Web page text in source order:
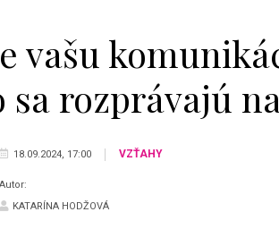
vašu
sa rozprávajú
18.09.2024, 17:00 VZŤAHY
Autor:
KATARÍNA HODŽOVÁ